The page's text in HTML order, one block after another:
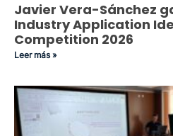
Javier Vera-Sánchez
Industry Application
Competition 2026
Leer más »